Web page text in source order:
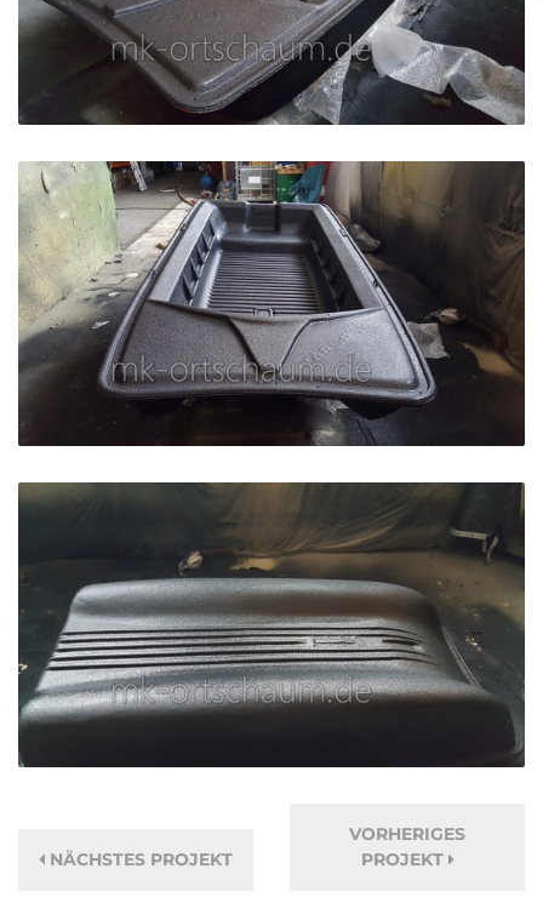
NÄCHSTES PROJEKT
VORHERIGES
PROJEKT